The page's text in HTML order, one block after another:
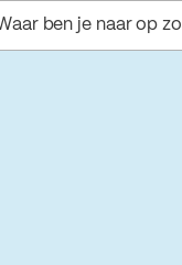
ben je naar op